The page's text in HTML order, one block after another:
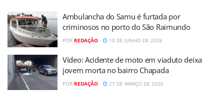
Ambulancha do Samu é furtada por
criminosos no porto do São Raimundo
POR REDAÇÃO 10 DE JUNHO DE 2026
Vídeo: Acidente de moto em viaduto deixa
jovem morta no bairro Chapada
POR REDAÇÃO 27 DE MARÇO DE 2026